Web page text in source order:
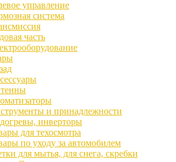
управление
система
часть
и принадлежности
инверторы
для техосмотра
по уходу за автомобилем
для мытья, для снега, скребки